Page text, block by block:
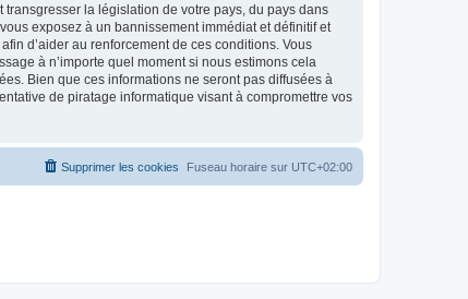
la législation de votre pays, du pays dans
exposez à un bannissement immédiat et définitif et
d’aider au renforcement de ces conditions. Vous
à n’importe quel moment si nous estimons cela
Bien que ces informations ne seront pas diffusées à
de piratage informatique visant à compromettre vos
Fuseau horaire sur UTC+02:00
Supprimer les cookies